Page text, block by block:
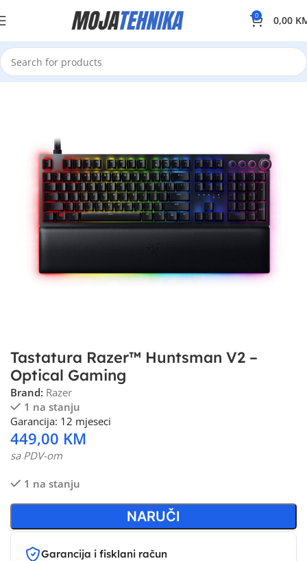
0 0,00
Tastatura Razer™ Huntsman V2 –
Optical Gaming
Brand: Razer
1 na stanju
Garancija: 12 mjeseci
449,00 KM
sa PDV-om
1 na stanju
NARUČI
Garancija i fisklani račun